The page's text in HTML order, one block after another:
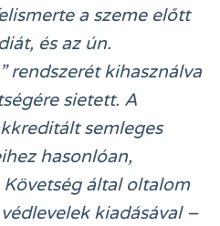
a szeme előtt
és az ún.
rendszerét kihasználva
sietett. A
semleges
hasonlóan,
Követség által oltalom
kiadásával –